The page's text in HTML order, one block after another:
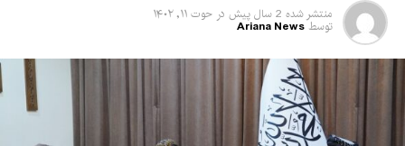
منتشر شده 2 سال پیش در حوت ۱۱, ۱۴۰۲
توسط Ariana News